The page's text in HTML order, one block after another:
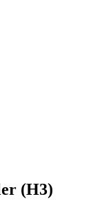
(H3)